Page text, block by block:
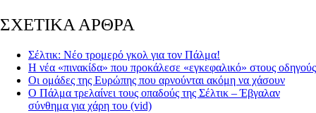
ΣΧΕΤΙΚΑ ΑΡΘΡΑ
Σέλτικ: Νέο τρομερό γκολ για τον Πάλμα!
Η νέα «πινακίδα» που προκάλεσε «εγκεφαλικό» στους οδηγούς
Οι ομάδες της Ευρώπης που αρνούνται ακόμη να χάσουν
Ο Πάλμα τρελαίνει τους οπαδούς της Σέλτικ – Έβγαλαν
σύνθημα για χάρη του (vid)